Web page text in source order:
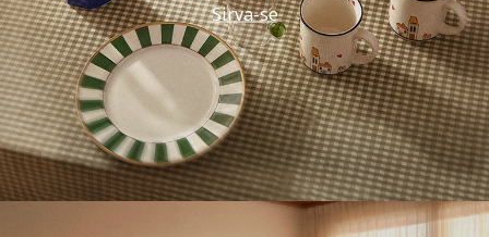
Sirva-se